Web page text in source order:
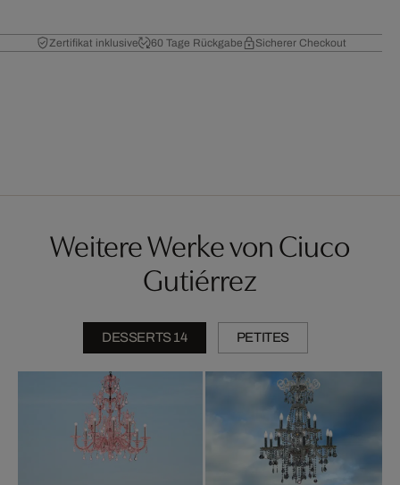
Zertifikat inklusive 60 Tage Rückgabe Sicherer Checkout
Weitere Werke von Ciuco
Gutiérrez
DESSERTS 14 PETITES